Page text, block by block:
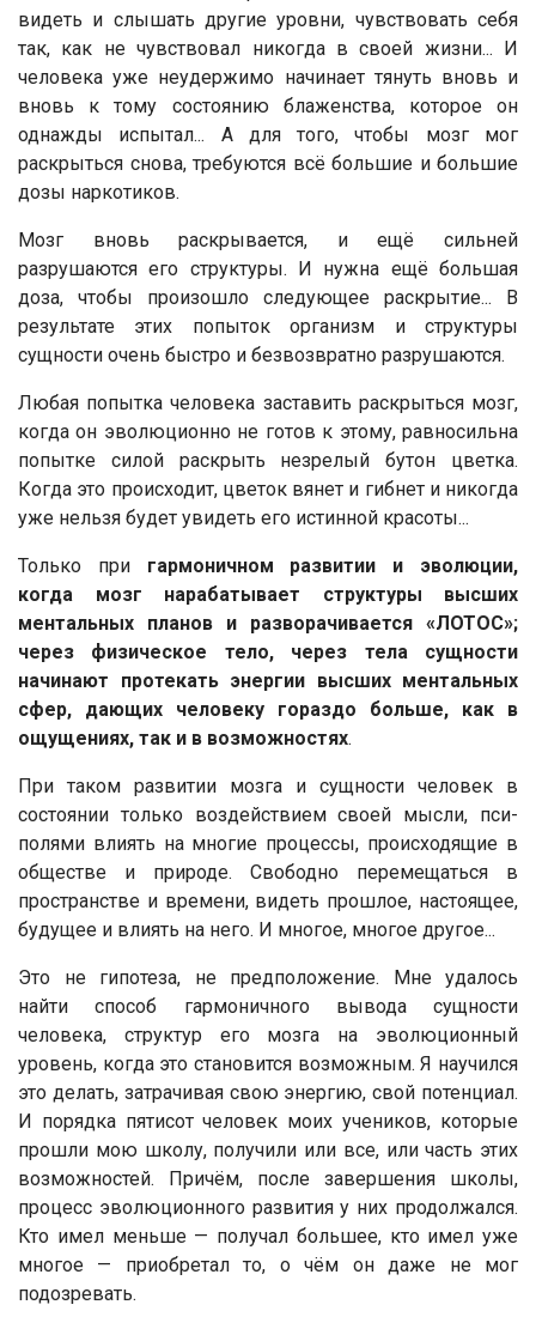
видеть и слышать другие уровни, чувствовать себя
так, как не чувствовал никогда в своей жизни... И
человека уже неудержимо начинает тянуть вновь и
вновь к тому состоянию блаженства, которое он
однажды испытал... А для того, чтобы мозг мог
раскрыться снова, требуются всё большие и большие
дозы наркотиков.
Мозг вновь раскрывается, и ещё сильней
разрушаются его структуры. И нужна ещё большая
доза, чтобы произошло следующее раскрытие... В
результате этих попыток организм и структуры
сущности очень быстро и безвозвратно разрушаются.
Любая попытка человека заставить раскрыться мозг,
когда он эволюционно не готов к этому, равносильна
попытке силой раскрыть незрелый бутон цветка.
Когда это происходит, цветок вянет и гибнет и никогда
уже нельзя будет увидеть его истинной красоты...
Только при гармоничном развитии и эволюции,
когда мозг нарабатывает структуры высших
ментальных планов и разворачивается «ЛОТОС»;
через физическое тело, через тела сущности
начинают протекать энергии высших ментальных
сфер, дающих человеку гораздо больше, как в
ощущениях, так и в возможностях.
При таком развитии мозга и сущности человек в
состоянии только воздействием своей мысли, пси-
полями влиять на многие процессы, происходящие в
обществе и природе. Свободно перемещаться в
пространстве и времени, видеть прошлое, настоящее,
будущее и влиять на него. И многое, многое другое...
Это не гипотеза, не предположение. Мне удалось
найти способ гармоничного вывода сущности
человека, структур его мозга на эволюционный
уровень, когда это становится возможным. Я научился
это делать, затрачивая свою энергию, свой потенциал.
И порядка пятисот человек моих учеников, которые
прошли мою школу, получили или все, или часть этих
возможностей. Причём, после завершения школы,
процесс эволюционного развития у них продолжался.
Кто имел меньше — получал большее, кто имел уже
многое — приобретал то, о чём он даже не мог
подозревать.